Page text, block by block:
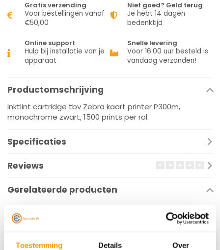
Toestemming Details Over
Gratis verzending
Voor bestellingen vanaf
€50,00
Niet goed? Geld terug
Je hebt 14 dagen
bedenktijd
Online support
Hulp bij installatie van je
apparaat
Snelle levering
Voor 16:00 uur besteld is
vandaag verzonden!
Productomschrijving
Inktlint cartridge tbv Zebra kaart printer P300m,
monochrome zwart, 1500 prints per rol.
Specificaties
Reviews
Gerelateerde producten